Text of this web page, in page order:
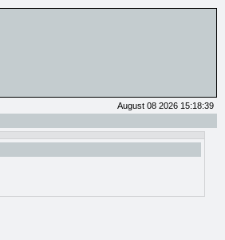
August 08 2026 15:18:39